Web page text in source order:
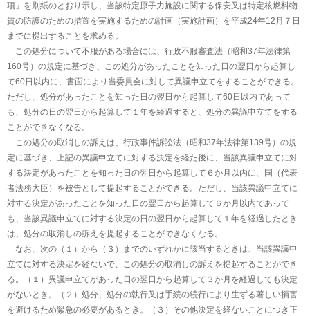
項」を別紙のとおり示し、当該特定原子力施設に関する保安又は特定核燃料物
質の防護のための措置を実施するための計画（実施計画）を平成24年12月７日
までに提出することを求める。
この処分について不服がある場合には、行政不服審査法（昭和37年法律第
160号）の規定に基づき、この処分があったことを知った日の翌日から起算し
て60日以内に、書面により当委員会に対して異議申立てをすることができる。
ただし、処分があったことを知った日の翌日から起算して60日以内であって
も、処分の日の翌日から起算して１年を経過すると、処分の異議申立てをする
ことができなくなる。
この処分の取消しの訴えは、行政事件訴訟法（昭和37年法律第139号）の規
定に基づき、上記の異議申立てに対する決定を経た後に、当該異議申立てに対
する決定があったことを知った日の翌日から起算して６か月以内に、国（代表
者法務大臣）を被告として提起することができる。ただし、当該異議申立てに
対する決定があったことを知った日の翌日から起算して６か月以内であって
も、当該異議申立てに対する決定の日の翌日から起算して１年を経過したとき
は、処分の取消しの訴えを提起することができなくなる。
なお、次の（１）から（３）までのいずれかに該当するときは、当該異議申
立てに対する決定を経ないで、この処分の取消しの訴えを提起することができ
る。（１）異議申立てがあった日の翌日から起算して３か月を経過しても決定
がないとき。（２）処分、処分の執行又は手続の続行により生ずる著しい損害
を避けるため緊急の必要があるとき。（３）その他決定を経ないことにつき正